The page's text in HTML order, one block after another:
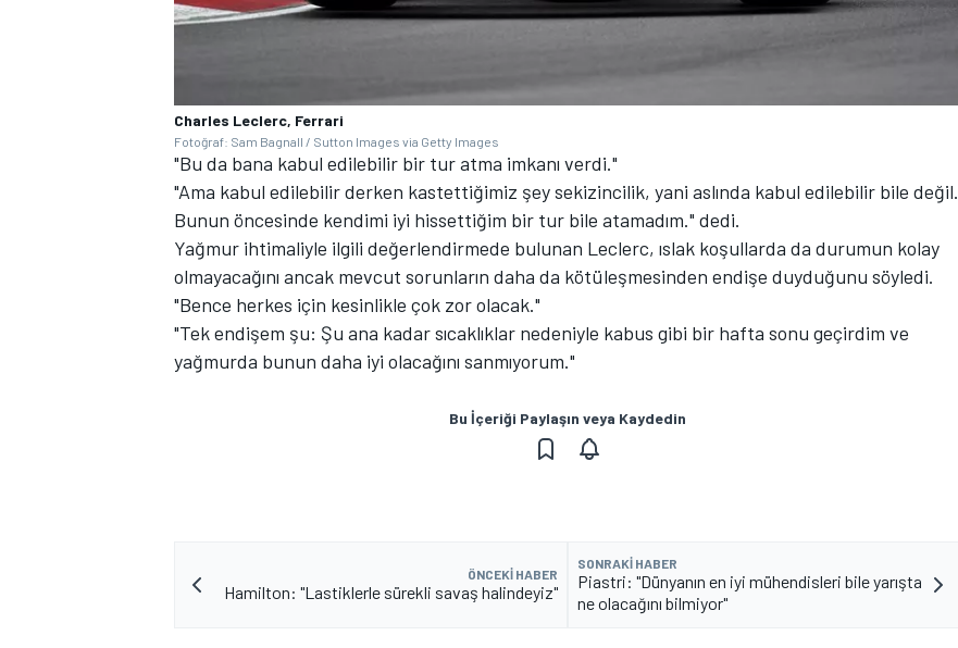
Charles Leclerc, Ferrari
Fotoğraf: Sam Bagnall / Sutton Images via Getty Images
"Bu da bana kabul edilebilir bir tur atma imkanı verdi."
"Ama kabul edilebilir derken kastettiğimiz şey sekizincilik, yani aslında kabul edilebilir bile değil.
Bunun öncesinde kendimi iyi hissettiğim bir tur bile atamadım." dedi.
Yağmur ihtimaliyle ilgili değerlendirmede bulunan Leclerc, ıslak koşullarda da durumun kolay
olmayacağını ancak mevcut sorunların daha da kötüleşmesinden endişe duyduğunu söyledi.
"Bence herkes için kesinlikle çok zor olacak."
"Tek endişem şu: Şu ana kadar sıcaklıklar nedeniyle kabus gibi bir hafta sonu geçirdim ve
yağmurda bunun daha iyi olacağını sanmıyorum."
Bu İçeriği Paylaşın veya Kaydedin
ÖNCEKI HABER
Hamilton: "Lastiklerle sürekli savaş halindeyiz"
SONRAKI HABER
Piastri: "Dünyanın en iyi mühendisleri bile yarışta
ne olacağını bilmiyor"